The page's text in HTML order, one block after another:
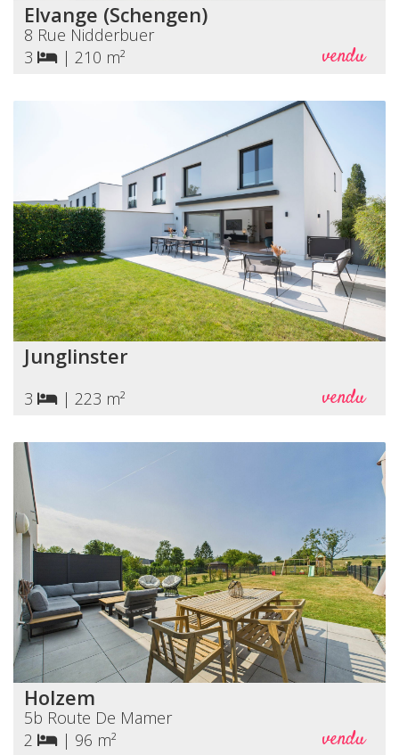
Elvange (Schengen)
8 Rue Nidderbuer
3
| 210 m² vendu
Junglinster
3 | 223 m² vendu
Holzem
5b Route De Mamer
2
| 96 m² vendu